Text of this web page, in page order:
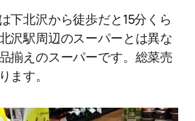
下北沢から徒歩だと15分くら
沢駅周辺のスーパーとは異な
揃えのスーパーです。総菜売
ます。